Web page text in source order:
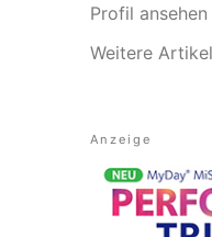
Profil ansehen
Weitere Artikel